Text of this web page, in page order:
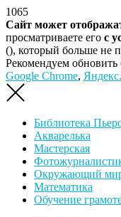
1065
Сайт может
просматриваете его с
(), который больше не
Рекомендуем
Google Chrome,
Библиотека
Акварелька
Мастерская
Окружающий
Математика
Обучение